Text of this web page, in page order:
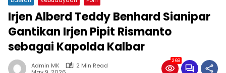
Irjen Alberd Teddy Benhard Sianipar
Gantikan Irjen Pipit Rismanto
sebagai Kapolda Kalbar
Admin MK
2 Min Read
268